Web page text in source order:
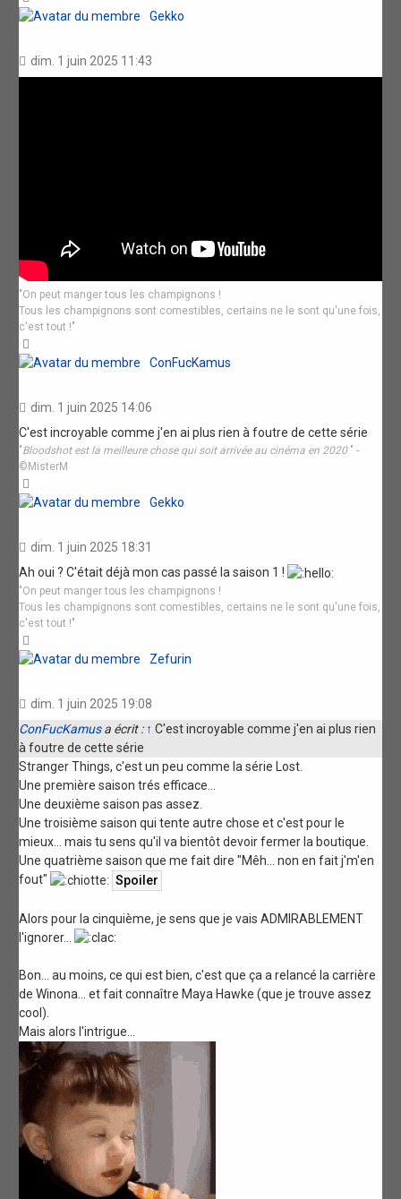
Gekko
dim. 1 juin 2025 11:43
"On peut manger tous les champignons !
Tous les champignons sont comestibles, certains ne le sont qu'une fois,
c'est tout !"
ConFucKamus
dim. 1 juin 2025 14:06
C'est incroyable comme j'en ai plus rien à foutre de cette série
"Bloodshot est la meilleure chose qui soit arrivée au cinéma en 2020 " -
©MisterM
Gekko
dim. 1 juin 2025 18:31
Ah oui ? C'était déjà mon cas passé la saison 1 !
"On peut manger tous les champignons !
Tous les champignons sont comestibles, certains ne le sont qu'une fois,
c'est tout !"
Zefurin
dim. 1 juin 2025 19:08
ConFucKamusa écrit : ↑ C'est incroyable comme j'en ai plus rien
à foutre de cette série
Stranger Things, c'est un peu comme la série Lost.
Une première saison trés efficace...
Une deuxième saison pas assez.
Une troisième saison qui tente autre chose et c'est pour le
mieux... mais tu sens qu'il va bientôt devoir fermer la boutique.
Une quatrième saison que me fait dire "Mêh... non en fait j'm'en
fout"
Alors pour la cinquième, je sens que je vais ADMIRABLEMENT
l'ignorer...
Bon... au moins, ce qui est bien, c'est que ça a relancé la carrière
de Winona... et fait connaître Maya Hawke (que je trouve assez
cool).
Mais alors l'intrigue...